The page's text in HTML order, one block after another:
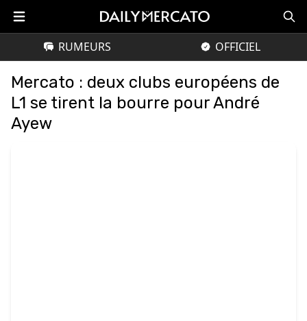
RUMEURS OFFICIEL
Mercato : deux clubs européens de
L1 se tirent la bourre pour André
Ayew